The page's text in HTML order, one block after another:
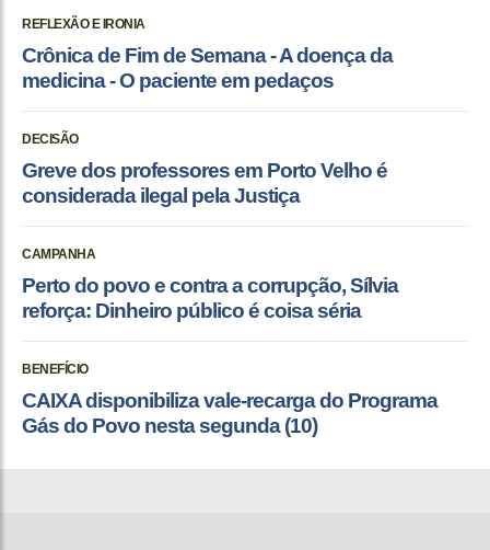
REFLEXÃO E IRONIA
Crônica de Fim de Semana - A doença da
medicina - O paciente em pedaços
DECISÃO
Greve dos professores em Porto Velho é
considerada ilegal pela Justiça
CAMPANHA
Perto do povo e contra a corrupção, Sílvia
reforça: Dinheiro público é coisa séria
BENEFÍCIO
CAIXA disponibiliza vale-recarga do Programa
Gás do Povo nesta segunda (10)